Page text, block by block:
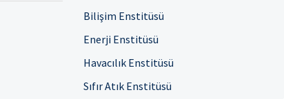
Bilişim Enstitüsü
Enerji Enstitüsü
Havacılık Enstitüsü
Sıfır Atık Enstitüsü